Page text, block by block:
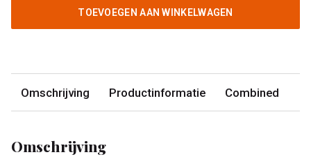
TOEVOEGEN AAN WINKELWAGEN
Omschrijving Productinformatie Combined
Omschrijving